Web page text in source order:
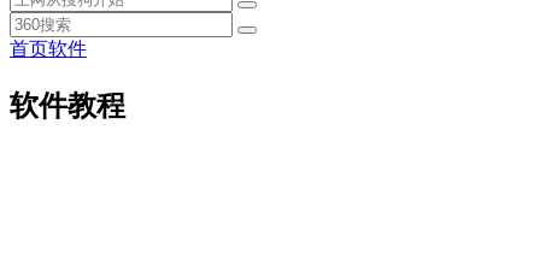
首页软件
软件教程